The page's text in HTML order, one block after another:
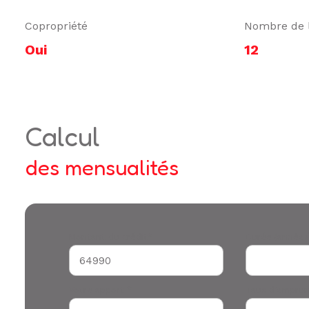
Copropriété
Oui
Nombre de
12
calcul
des mensualités